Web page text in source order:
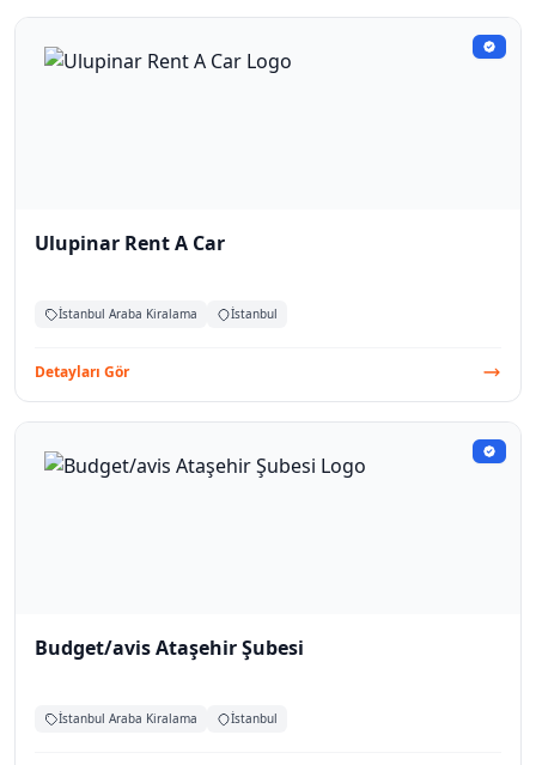
Ulupinar Rent A Car
İstanbul Araba Kiralama İstanbul
Detayları Gör
Budget/avis Ataşehir Şubesi
İstanbul Araba Kiralama İstanbul